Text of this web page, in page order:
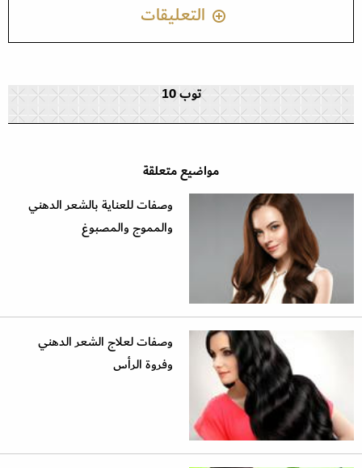
التعليقات
توب 10
مواضيع متعلقة
وصفات للعناية بالشعر الدهني
والمموج والمصبوغ
وصفات لعلاج الشعر الدهني
وفروة الرأس